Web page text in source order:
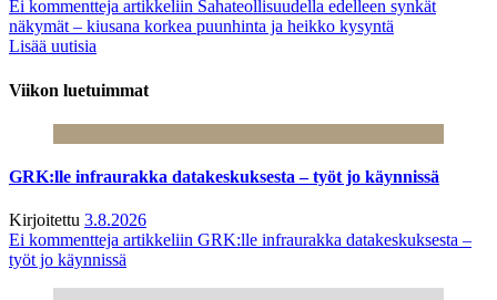
Ei kommentteja artikkeliin Sahateollisuudella edelleen synkät
näkymät – kiusana korkea puunhinta ja heikko kysyntä
Lisää uutisia
Viikon luetuimmat
GRK:lle infraurakka datakeskuksesta – työt jo käynnissä
Kirjoitettu 3.8.2026
Ei kommentteja artikkeliin GRK:lle infraurakka datakeskuksesta –
työt jo käynnissä